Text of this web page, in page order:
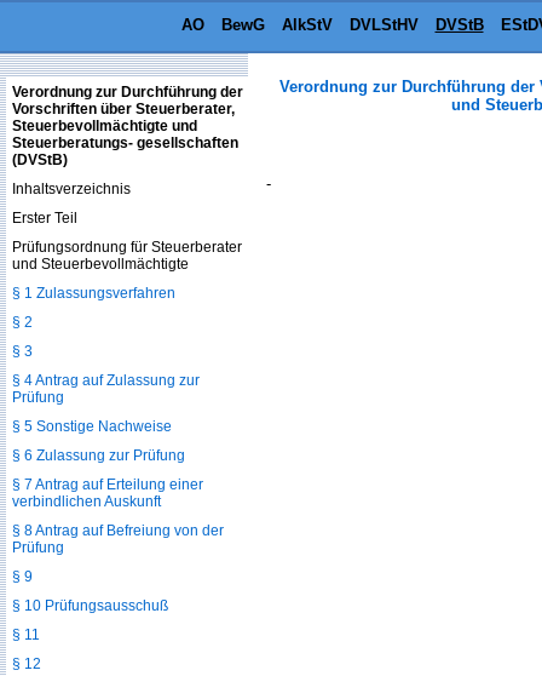
AO BewG AlkStV DVLStHV DVStB
Verordnung zur Durchführung der
und
-
Verordnung zur Durchführung der
Vorschriften über Steuerberater,
Steuerbevollmächtigte und
Steuerberatungs- gesellschaften
(DVStB)
Inhaltsverzeichnis
Erster Teil
Prüfungsordnung für Steuerberater
und Steuerbevollmächtigte
§ 1 Zulassungsverfahren
§ 2
§ 3
§ 4 Antrag auf Zulassung zur
Prüfung
§ 5 Sonstige Nachweise
§ 6 Zulassung zur Prüfung
§ 7 Antrag auf Erteilung einer
verbindlichen Auskunft
§ 8 Antrag auf Befreiung von der
Prüfung
§ 9
§ 10 Prüfungsausschuß
§ 11
§ 12